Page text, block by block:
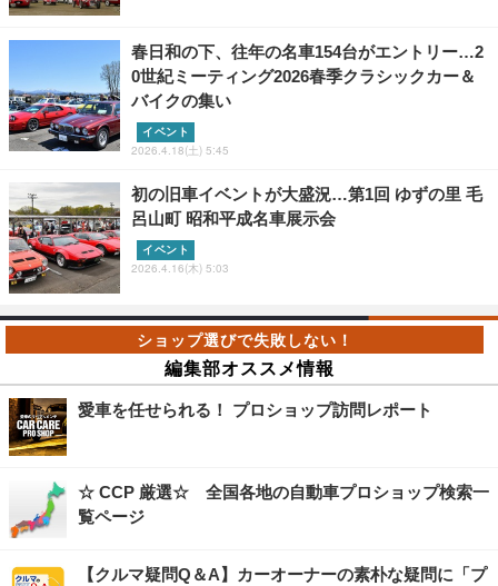
春日和の下、往年の名車154台がエントリー…2
0世紀ミーティング2026春季クラシックカー＆
バイクの集い
イベント
2026.4.18(土) 5:45
初の旧車イベントが大盛況…第1回 ゆずの里 毛
呂山町 昭和平成名車展示会
イベント
2026.4.16(木) 5:03
編集部オススメ情報
愛車を任せられる！ プロショップ訪問レポート
☆ CCP 厳選☆ 全国各地の自動車プロショップ検索一
覧ページ
【クルマ疑問Q＆A】カーオーナーの素朴な疑問に「プ